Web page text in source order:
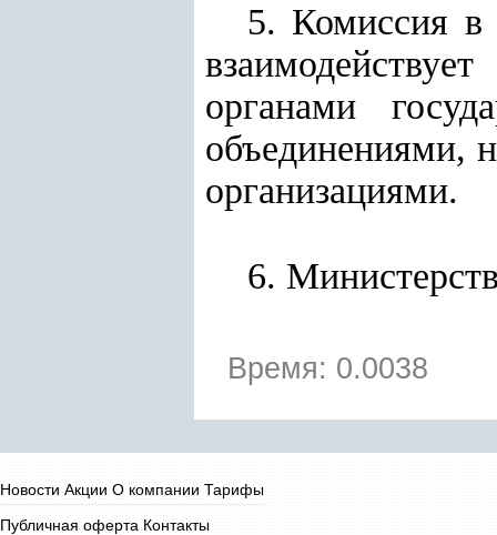
5. Комиссия в
органами
объединениями,
организациями.
6.
Время: 0.0038
Новости Акции О компании Тарифы
Публичная оферта Контакты